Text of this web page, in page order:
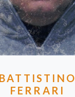
BATTISTINO
FERRARI